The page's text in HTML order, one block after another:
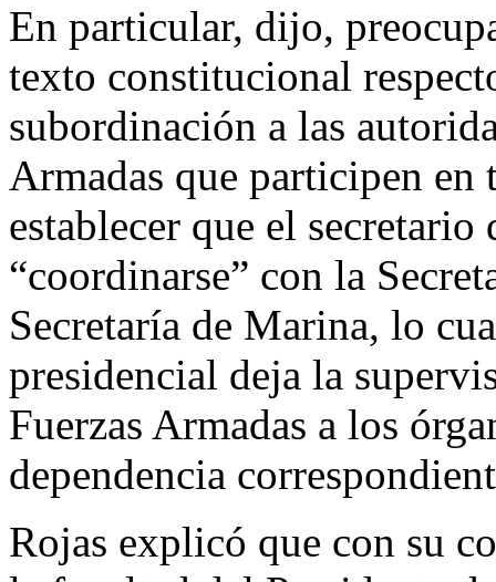
En particular, dijo,
texto constitucional
subordinación a las
Armadas que participen en
establecer que el
“coordinarse” con la
Secretaría de Marina, lo
presidencial deja la
Fuerzas Armadas a los
dependencia
Rojas explicó que con su